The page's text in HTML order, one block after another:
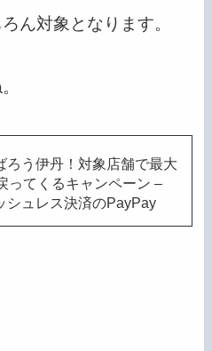
ん対象となります。
ろう伊丹！対象店舗で最大
ってくるキャンペーン –
シュレス決済のPayPay